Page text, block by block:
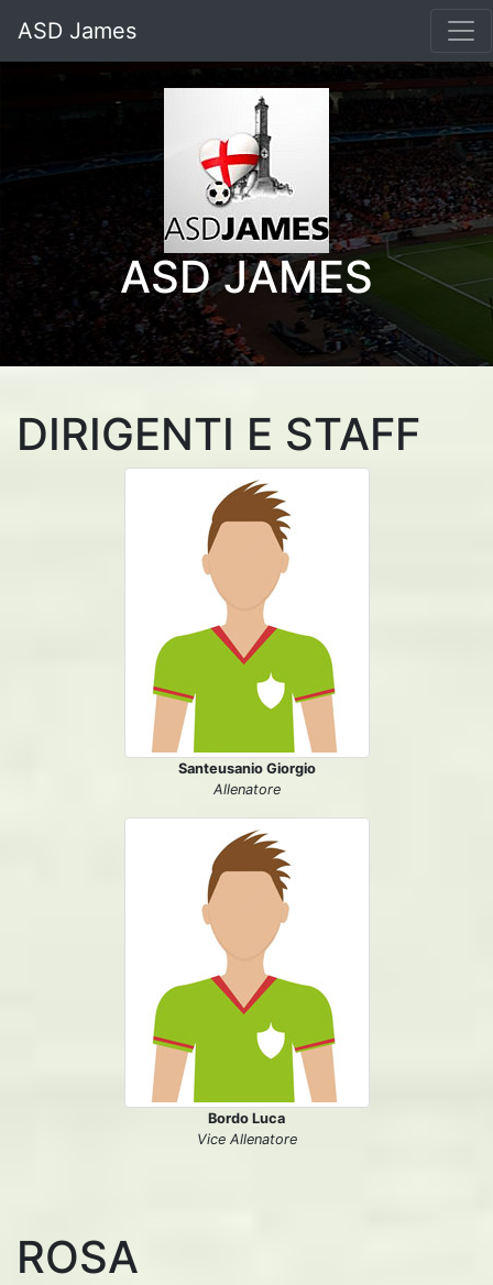
ASD James
ASD JAMES
DIRIGENTI E STAFF
Santeusanio Giorgio
Allenatore
Bordo Luca
Vice Allenatore
ROSA